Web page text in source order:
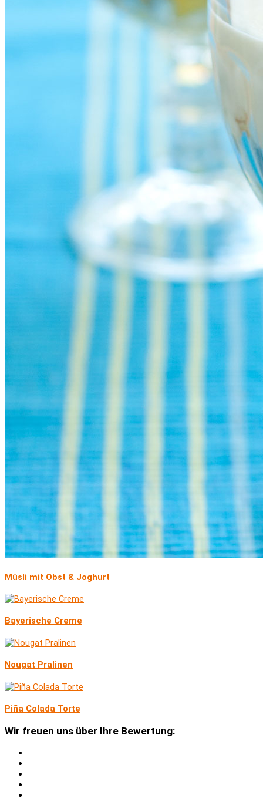
Müsli mit Obst & Joghurt
Bayerische Creme
Nougat Pralinen
Piña Colada Torte
Wir freuen uns über Ihre Bewertung: